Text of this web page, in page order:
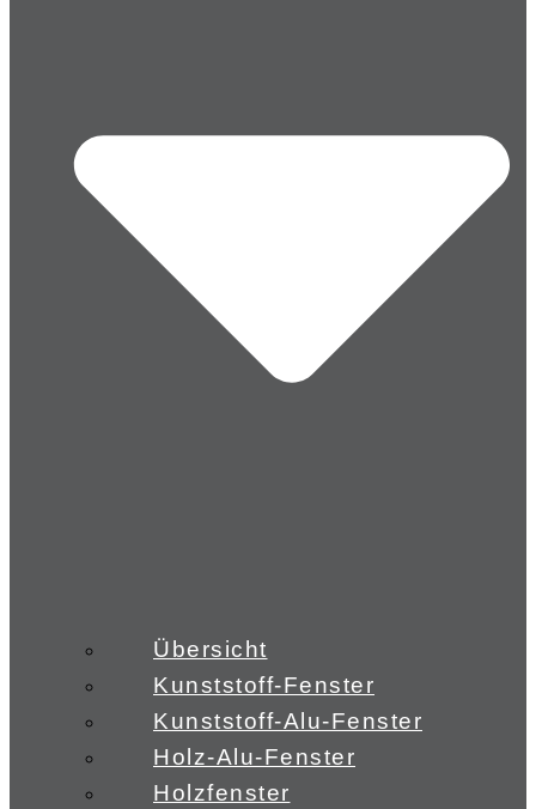
Übersicht
Kunststoff-Fenster
Kunststoff-Alu-Fenster
Holz-Alu-Fenster
Holzfenster